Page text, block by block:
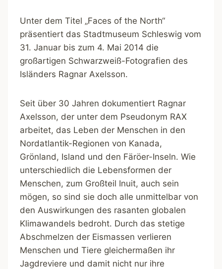
Unter dem Titel „Faces of the North“
präsentiert das Stadtmuseum Schleswig vom
31. Januar bis zum 4. Mai 2014 die
großartigen Schwarzweiß-Fotografien des
Isländers Ragnar Axelsson.
Seit über 30 Jahren dokumentiert Ragnar
Axelsson, der unter dem Pseudonym RAX
arbeitet, das Leben der Menschen in den
Nordatlantik-Regionen von Kanada,
Grönland, Island und den Färöer-Inseln. Wie
unterschiedlich die Lebensformen der
Menschen, zum Großteil Inuit, auch sein
mögen, so sind sie doch alle unmittelbar von
den Auswirkungen des rasanten globalen
Klimawandels bedroht. Durch das stetige
Abschmelzen der Eismassen verlieren
Menschen und Tiere gleichermaßen ihr
Jagdreviere und damit nicht nur ihre